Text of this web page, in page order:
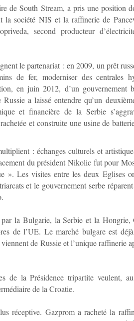
de South Stream, a pris une position
la société NIS et la raffinerie de
second producteur
le partenariat : en 2009, un prêt
de fer, moderniser des centrales
en juin 2012, d’un gouvernement
Russie a laissé entendre qu’un
et financière de la Serbie
et construite une usine de
: échanges culturels et
du président Nikolic fut pour
». Les visites entre les deux Eglises
et le gouvernement serbe
la Bulgarie, la Serbie et la Hongrie,
de l’UE. Le marché bulgare est
de Russie et l’unique raffinerie
de la Présidence tripartite veulent,
de la Croatie.
réceptive. Gazprom a racheté la